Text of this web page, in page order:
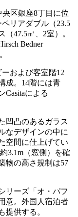
区銀座8丁目に位
リアダブル（23.5
47.5㎡、2室）。
Bedner
および客室階12
成。14階には青
Casitaによる
凹凸のあるガラス
なデザインの中に
空間に仕上げてい
3.1m（窓側）を確
物の高さ規制は57
リーズ「オ・パフ
意。外国人宿泊者
提供する。